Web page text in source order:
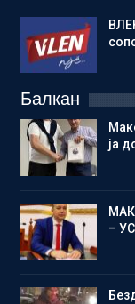
Балкан
ја
–